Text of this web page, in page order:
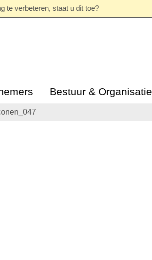
te verbeteren, staat u dit toe?
Bestuur & Organisatie